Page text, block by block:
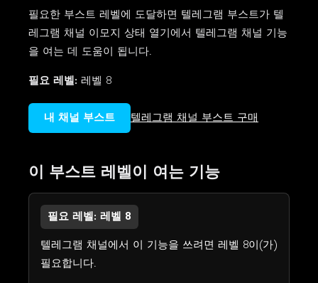
필요한 부스트 레벨에 도달하면 텔레그램 부스트가 텔
레그램 채널 이모지 상태 열기에서 텔레그램 채널 기능
을 여는 데 도움이 됩니다.
필요 레벨: 레벨 8
내 채널 부스트 텔레그램 채널 부스트 구매
이 부스트 레벨이 여는 기능
필요 레벨: 레벨 8
텔레그램 채널에서 이 기능을 쓰려면 레벨 8이(가)
필요합니다.